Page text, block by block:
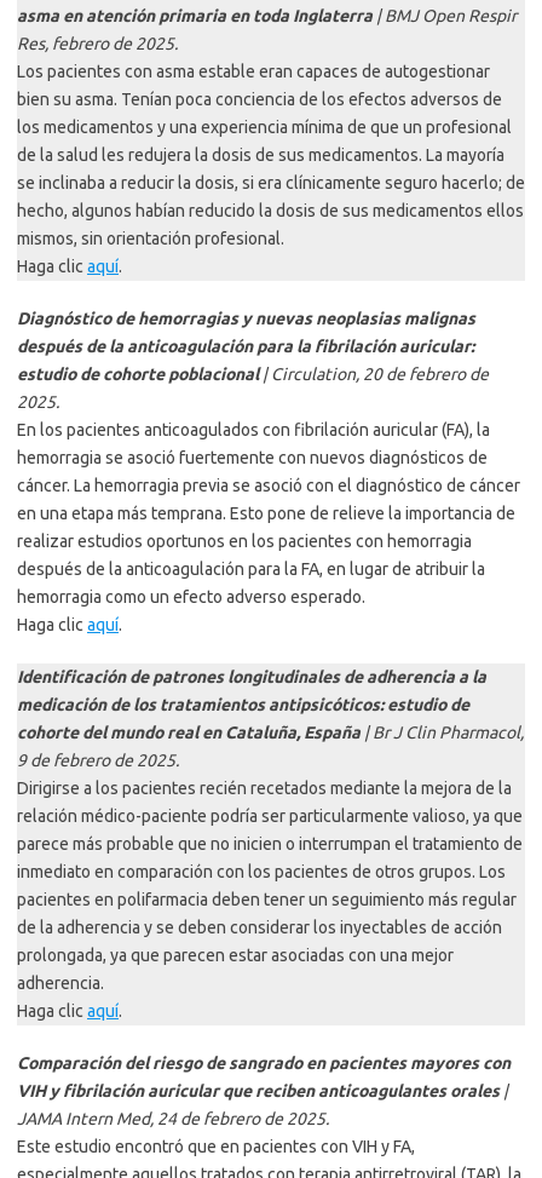
asma en atención primaria en toda Inglaterra | BMJ Open Respir
Res, febrero de 2025.
Los pacientes con asma estable eran capaces de autogestionar
bien su asma. Tenían poca conciencia de los efectos adversos de
los medicamentos y una experiencia mínima de que un profesional
de la salud les redujera la dosis de sus medicamentos. La mayoría
se inclinaba a reducir la dosis, si era clínicamente seguro hacerlo; de
hecho, algunos habían reducido la dosis de sus medicamentos ellos
mismos, sin orientación profesional.
Haga clic aquí.
Diagnóstico de hemorragias y nuevas neoplasias malignas
después de la anticoagulación para la fibrilación auricular:
estudio de cohorte poblacional| Circulation, 20 de febrero de
2025.
En los pacientes anticoagulados con fibrilación auricular (FA), la
hemorragia se asoció fuertemente con nuevos diagnósticos de
cáncer. La hemorragia previa se asoció con el diagnóstico de cáncer
en una etapa más temprana. Esto pone de relieve la importancia de
realizar estudios oportunos en los pacientes con hemorragia
después de la anticoagulación para la FA, en lugar de atribuir la
hemorragia como un efecto adverso esperado.
Haga clicaquí.
Identificación de patrones longitudinales de adherencia a la
medicación de los tratamientos antipsicóticos: estudio de
cohorte del mundo real en Cataluña, España | Br J Clin Pharmacol,
9 de febrero de 2025.
Dirigirse a los pacientes recién recetados mediante la mejora de la
relación médico-paciente podría ser particularmente valioso, ya que
parece más probable que no inicien o interrumpan el tratamiento de
inmediato en comparación con los pacientes de otros grupos. Los
pacientes en polifarmacia deben tener un seguimiento más regular
de la adherencia y se deben considerar los inyectables de acción
prolongada, ya que parecen estar asociadas con una mejor
adherencia.
Haga clic aquí.
Comparación del riesgo de sangrado en pacientes mayores con
VIH y fibrilación auricular que reciben anticoagulantes orales|
JAMA Intern Med, 24 de febrero de 2025.
Este estudio encontró que en pacientes con VIH y FA, ​​